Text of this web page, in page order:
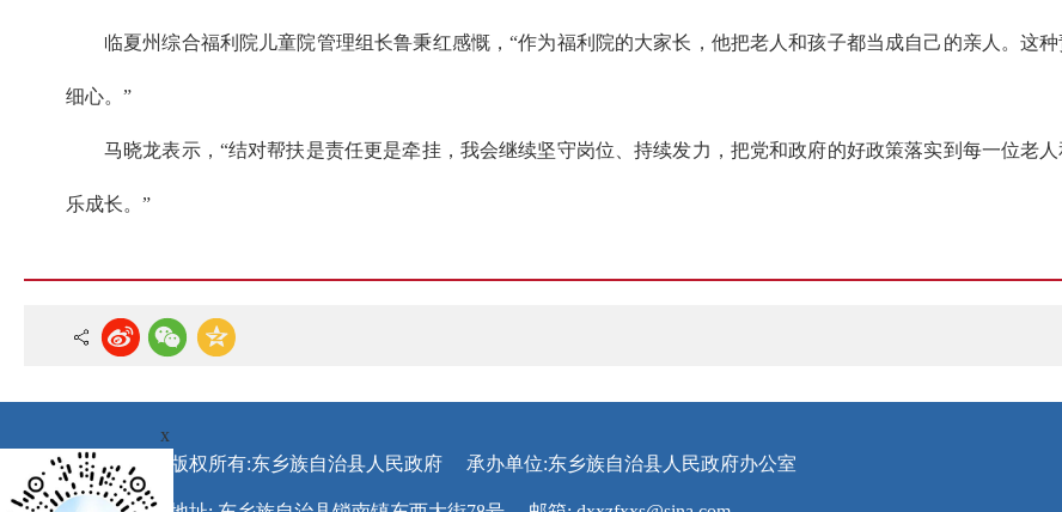
临夏州综合福利院儿童院管理组长鲁秉红感慨，“作为福利院的大家长，他把老人和孩子都当成自己的亲人。这
细心。”
马晓龙表示，“结对帮扶是责任更是牵挂，我会继续坚守岗位、持续发力，把党和政府的好政策落实到每一位老
乐成长。”
版权所有:东乡族自治县人民政府 承办单位:东乡族自治县人民政府办公室
x